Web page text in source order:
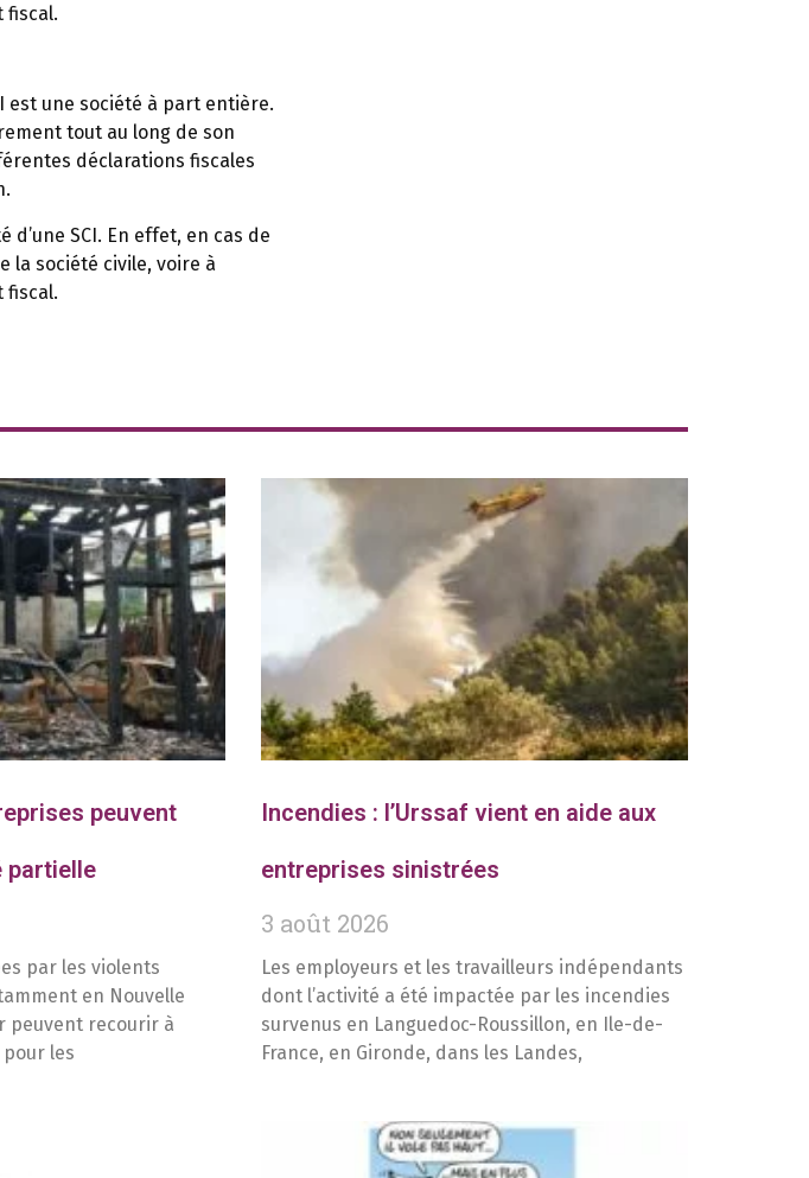
fiscal.
est une société à part entière.
tout au long de son
déclarations fiscales
SCI. En effet, en cas de
la société civile, voire à
fiscal.
peuvent
partielle
par les violents
en Nouvelle
peuvent recourir à
les
Incendies : l’Urssaf vient en aide aux
entreprises sinistrées
3 août 2026
Les employeurs et les travailleurs indépendants
dont l’activité a été impactée par les incendies
survenus en Languedoc-Roussillon, en Ile-de-
France, en Gironde, dans les Landes,